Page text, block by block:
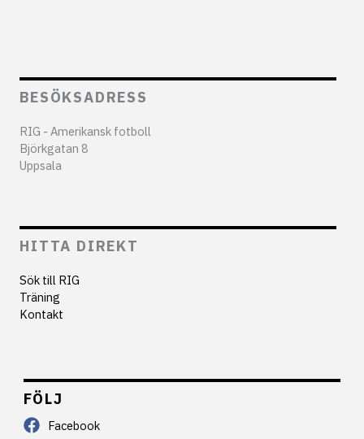
BESÖKSADRESS
RIG - Amerikansk fotboll
Björkgatan 8
Uppsala
HITTA DIREKT
Sök till RIG
Träning
Kontakt
FÖLJ
Facebook